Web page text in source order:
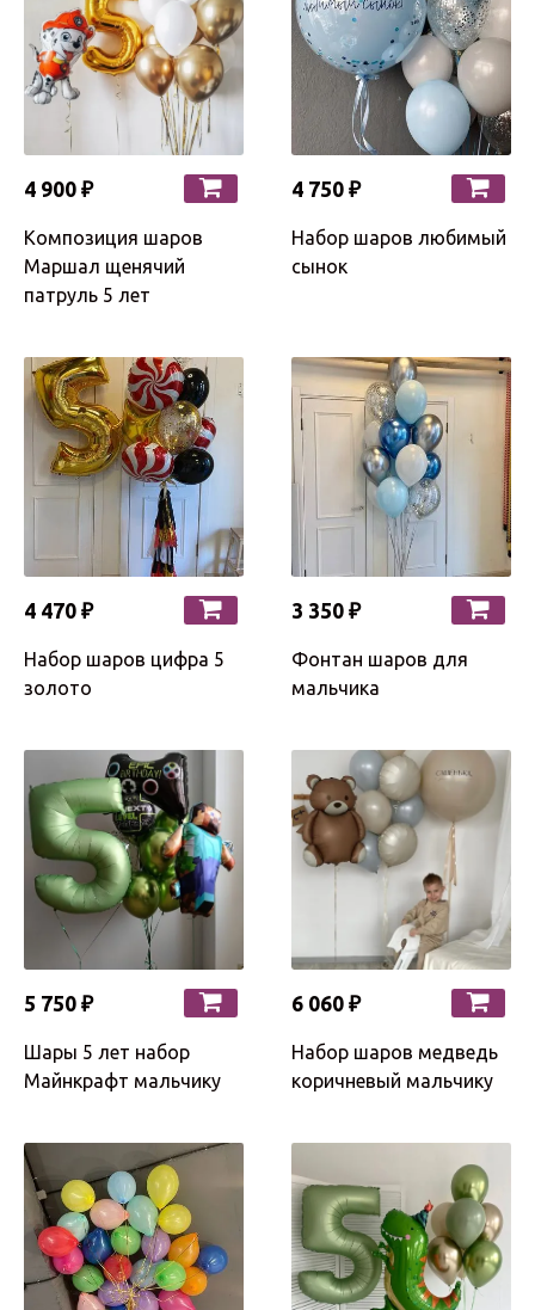
4 900 ₽
Композиция шаров
Маршал щенячий
патруль 5 лет
4 750 ₽
Набор шаров любимый
сынок
4 470 ₽
Набор шаров цифра 5
золото
3 350 ₽
Фонтан шаров для
мальчика
5 750 ₽
Шары 5 лет набор
Майнкрафт мальчику
6 060 ₽
Набор шаров медведь
коричневый мальчику